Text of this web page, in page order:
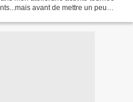
avant de mettre un peu